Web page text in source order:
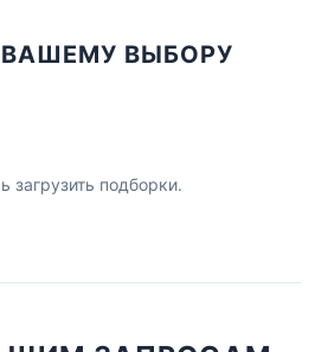
ВЫБОРУ
загрузить подборки.